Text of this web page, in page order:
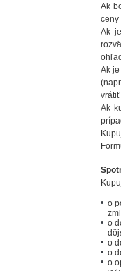
Ak
ceny
Ak
Ak
vrátiť
Ak
o
o
o
o
o